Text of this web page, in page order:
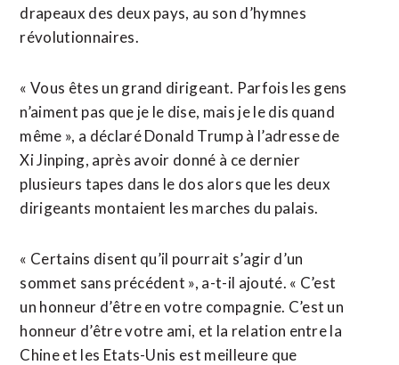
drapeaux des deux pays, au son d’hymnes
révolutionnaires.
« Vous êtes un grand dirigeant. Parfois les gens
n’aiment pas que je le dise, mais je le dis quand
même », a déclaré Donald Trump à l’adresse de
Xi Jinping, après avoir donné à ce dernier
plusieurs tapes dans le dos alors que les deux
dirigeants montaient les marches du palais.
« Certains disent qu’il pourrait s’agir d’un
sommet sans précédent », a-t-il ajouté. « C’est
un honneur d’être en votre compagnie. C’est un
honneur d’être votre ami, et la relation entre la
Chine et les Etats-Unis est meilleure que